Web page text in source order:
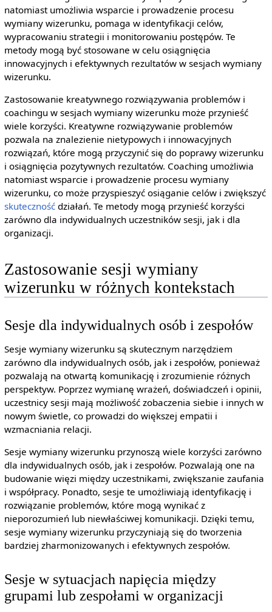
natomiast umożliwia wsparcie i prowadzenie procesu
wymiany wizerunku, pomaga w identyfikacji celów,
wypracowaniu strategii i monitorowaniu postępów. Te
metody mogą być stosowane w celu osiągnięcia
innowacyjnych i efektywnych rezultatów w sesjach wymiany
wizerunku.
Zastosowanie kreatywnego rozwiązywania problemów i
coachingu w sesjach wymiany wizerunku może przynieść
wiele korzyści. Kreatywne rozwiązywanie problemów
pozwala na znalezienie nietypowych i innowacyjnych
rozwiązań, które mogą przyczynić się do poprawy wizerunku
i osiągnięcia pozytywnych rezultatów. Coaching umożliwia
natomiast wsparcie i prowadzenie procesu wymiany
wizerunku, co może przyspieszyć osiąganie celów i zwiększyć
skutecznośćdziałań. Te metody mogą przynieść korzyści
zarówno dla indywidualnych uczestników sesji, jak i dla
organizacji.
Zastosowanie sesji wymiany
wizerunku w różnych kontekstach
Sesje dla indywidualnych osób i zespołów
Sesje wymiany wizerunku są skutecznym narzędziem
zarówno dla indywidualnych osób, jak i zespołów, ponieważ
pozwalają na otwartą komunikację i zrozumienie różnych
perspektyw. Poprzez wymianę wrażeń, doświadczeń i opinii,
uczestnicy sesji mają możliwość zobaczenia siebie i innych w
nowym świetle, co prowadzi do większej empatii i
wzmacniania relacji.
Sesje wymiany wizerunku przynoszą wiele korzyści zarówno
dla indywidualnych osób, jak i zespołów. Pozwalają one na
budowanie więzi między uczestnikami, zwiększanie zaufania
i współpracy. Ponadto, sesje te umożliwiają identyfikację i
rozwiązanie problemów, które mogą wynikać z
nieporozumień lub niewłaściwej komunikacji. Dzięki temu,
sesje wymiany wizerunku przyczyniają się do tworzenia
bardziej zharmonizowanych i efektywnych zespołów.
Sesje w sytuacjach napięcia między
grupami lub zespołami w organizacji